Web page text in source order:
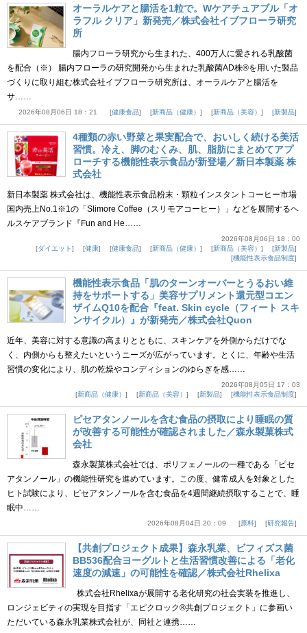
オーラルケアと腸活を1粒で。Wケアチュアブル「オ
ラフル クリア」新発売／株式会社イブフローラ研究
所
腸内フローラ研究から生まれた、400万人に愛される乳酸菌
を配合（※） 腸内フローラの研究開発から生まれた乳酸菌AD株®を用いた製品
づくりに取り組む株式会社イブフローラ研究所は、オーラルケアと腸活を
サ……
2026年08月06日 18：21 健康食品 新商品（健康） 新商品（美容） 新製品
4種類の赤い野菜と果実配合で、おいしく続ける美活
習慣。冷え、脚のむくみ、肌、脂肪にまとめてアプ
ローチする機能性表示食品が新登場／新日本製薬 株
式会社
新日本製薬 株式会社は、機能性表示食品粉末・顆粒インスタントコーヒー市場
国内売上No.1※1の「Slimore Coffee（スリモアコーヒー）」などを展開するヘ
ルスケアブランド『Fun and He……
2026年08月06日 18：00
ダイエット
健康 健康食品 新商品（健康） 新商品（美容）
新製品
機能性表示食品制度
機能性表示食品「肌のターンオーバーとうるおい維
持をサポートする」美容サプリメント還元型コエン
ザイムQ10を配合『feat. Skin cycle（フィート スキ
ンサイクル）』が新発売／株式会社Quon
近年、美容に対する意識の高まりとともに、スキンケアを外側からだけでな
く、内側からも整えたいというニーズが広がっています。とくに、年齢や生活
習慣の変化により、肌の乾燥やコンディションのゆらぎを感……
2026年08月05日 17：03
新商品（健康）
新商品（美容） 新製品 機能性表示食品制度
ピセアタンノールを含む食品の摂取により睡眠の質
が改善する可能性が確認されました／森永製菓株式
会社
森永製菓株式会社では、ポリフェノールの一種である「ピセ
アタンノール」の機能性研究を進めています。この度、健常成人を対象とした
ヒト試験により、ピセアタンノールを含む食品を4週間継続摂取することで、睡
眠中……
2026年08月04日 20：09 原料 研究報告
【共創プロジェクト成果】森永乳業、ビフィズス菌
BB536配合ヨーグルトと生活習慣改善による「老化
速度の減速」の可能性を確認／株式会社Rhelixa
株式会社Rhelixaが展開する老化研究の社会実装を推進し、
ロンジェビティの実現を目指す「エピクロック®共創プロジェクト」に参画い
ただいている森永乳業株式会社が、同社と連携……